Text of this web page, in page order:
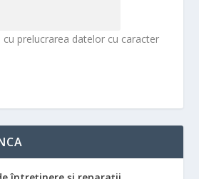
cu prelucrarea datelor cu caracter